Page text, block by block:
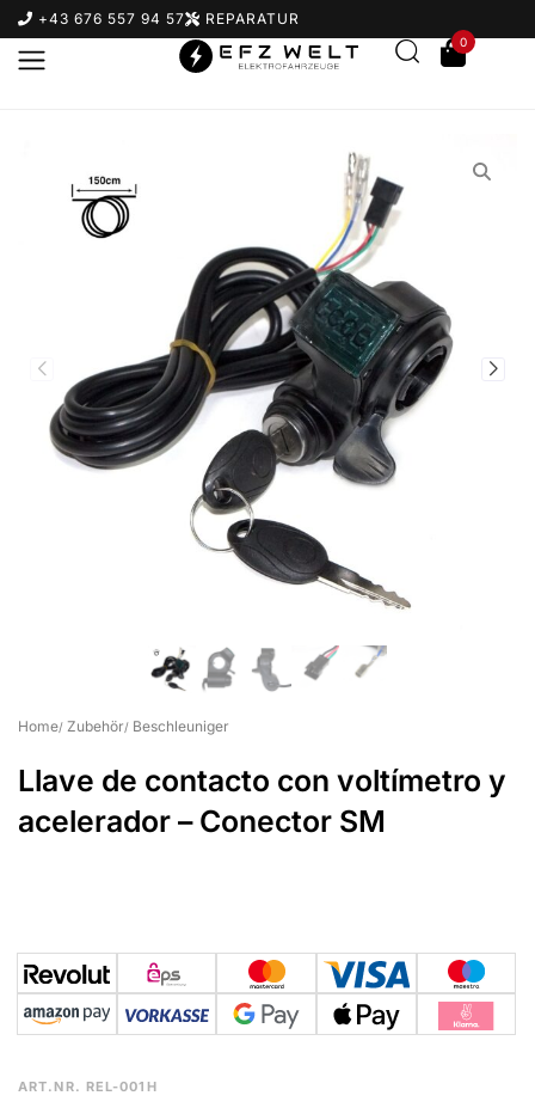
+43 676 557 94 57 REPARATUR
Suchbegriff eingeben & Enter klicken
0
Home Zubehör Beschleuniger
Llave de contacto con voltímetro y
acelerador – Conector SM
ART.NR. REL-001H